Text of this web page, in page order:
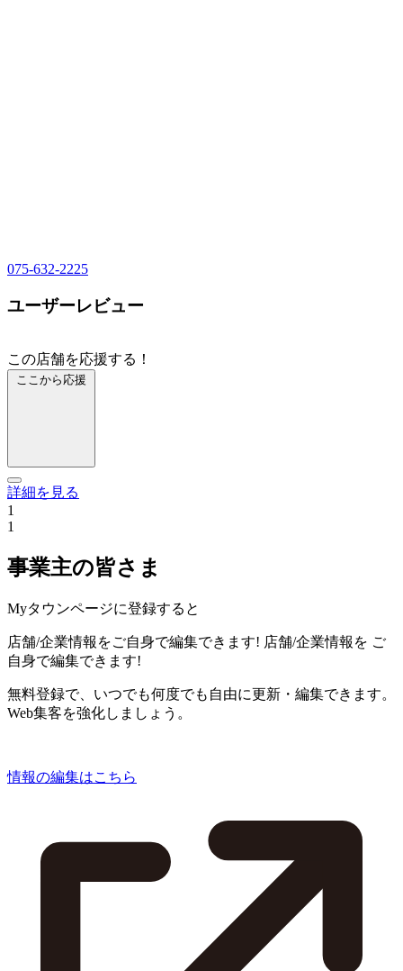
075-632-2225
ユーザーレビュー
この店舗を応援する！
ここから応援
詳細を見る
1
1
事業主の皆さま
Myタウンページに登録すると
店舗/企業情報をご自身で編集できます! 店舗/企業情報を ご
自身で編集できます!
無料登録で、いつでも何度でも自由に更新・編集できます。
Web集客を強化しましょう。
情報の編集はこちら